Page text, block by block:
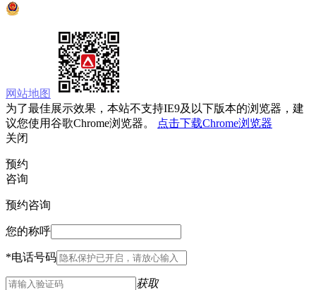
网站地图
为了最佳展示效果，本站不支持IE9及以下版本的浏览器，建
议您使用谷歌Chrome浏览器。
点击下载Chrome浏览器
关闭
预约
咨询
预约咨询
您的称呼
*电话号码
获取